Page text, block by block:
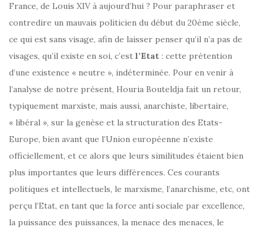
France, de Louis XIV à aujourd’hui ? Pour paraphraser et
contredire un mauvais politicien du début du 20ème siècle,
ce qui est sans visage, afin de laisser penser qu’il n’a pas de
visages, qu’il existe en soi, c’est l’Etat : cette prétention
d’une existence « neutre », indéterminée. Pour en venir à
l’analyse de notre présent, Houria Bouteldja fait un retour,
typiquement marxiste, mais aussi, anarchiste, libertaire,
« libéral », sur la genèse et la structuration des Etats-
Europe, bien avant que l’Union européenne n’existe
officiellement, et ce alors que leurs similitudes étaient bien
plus importantes que leurs différences. Ces courants
politiques et intellectuels, le marxisme, l’anarchisme, etc, ont
perçu l’Etat, en tant que la force anti sociale par excellence,
la puissance des puissances, la menace des menaces, le